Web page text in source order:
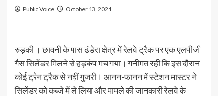
Public Voice October 13, 2024
रुड़की । छावनी के पास ढंडेरा क्षेत्र में रेलवे ट्रैक पर एक एलपीजी
गैस सिलेंडर मिलने से हड़कंप मच गया। गनीमत रही कि इस दौरान
कोई ट्रेन ट्रैक से नहीं गुजरी। आनन-फानन में स्टेशन मास्टर ने
सिलेंडर को कब्जे में ले लिया और मामले की जानकारी रेलवे के